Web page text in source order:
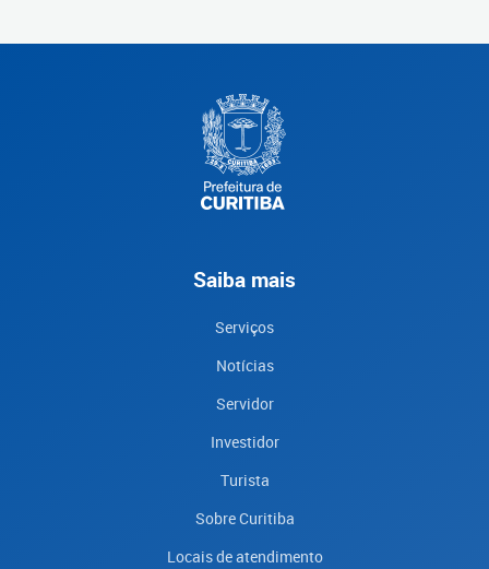
Saiba mais
Serviços
Notícias
Servidor
Investidor
Turista
Sobre Curitiba
Locais de atendimento